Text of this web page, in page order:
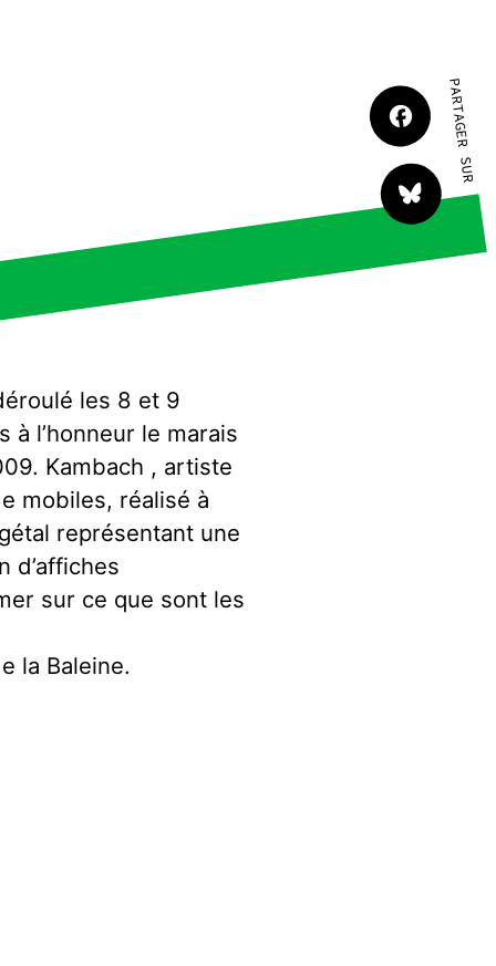
PARTAGER SUR
les 8 et 9
à l’honneur le marais
Kambach , artiste
mobiles, réalisé à
représentant une
d’affiches
sur ce que sont les
la Baleine.